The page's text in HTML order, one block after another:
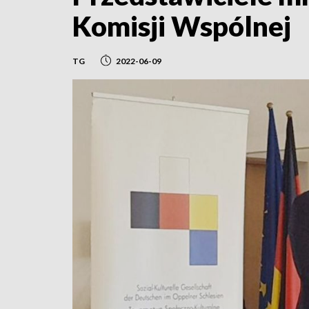
Komisji Wspólnej
TG 2022-06-09